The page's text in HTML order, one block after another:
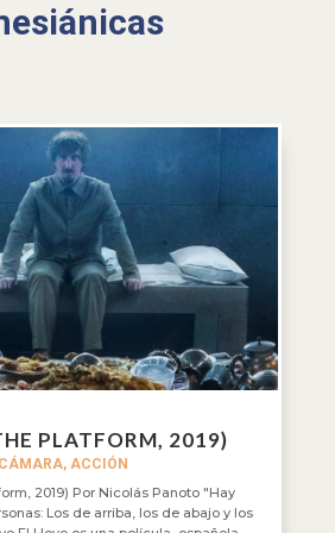
PLATFORM, 2019)
CÁMARA, ACCIÓN
2019) Por Nicolás Panoto "Hay
Los de arriba, los de abajo y los